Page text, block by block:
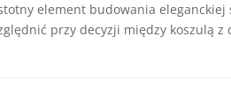
element budowania eleganckiej
przy decyzji między koszulą z